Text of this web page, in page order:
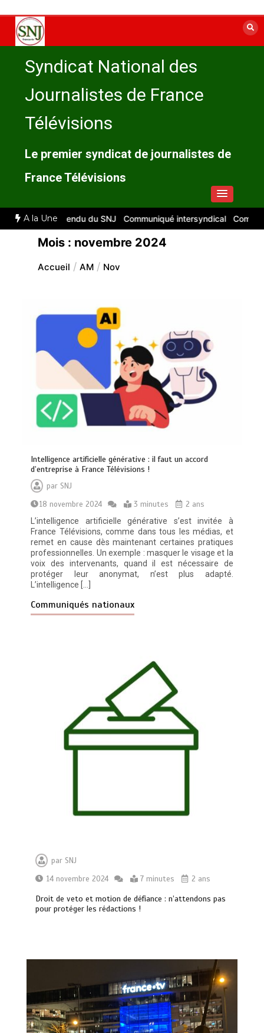
contenu
Syndicat National des
Journalistes de France
Télévisions
Le premier syndicat de journalistes de
France Télévisions
A la Une
: compte rendu du SNJ Communiqué intersyndical Compte-
Mois : novembre 2024
Accueil AM Nov
Intelligence artificielle générative : il faut un accord
d’entreprise à France Télévisions !
par SNJ
18 novembre 2024
3 minutes
2 ans
L’intelligence artificielle générative s’est invitée à
France Télévisions, comme dans tous les médias, et
remet en cause dès maintenant certaines pratiques
professionnelles. Un exemple : masquer le visage et la
voix des intervenants, quand il est nécessaire de
protéger leur anonymat, n’est plus adapté.
L’intelligence […]
Communiqués nationaux
par SNJ
14 novembre 2024
7 minutes 2 ans
Droit de veto et motion de défiance : n’attendons pas
pour protéger les rédactions !